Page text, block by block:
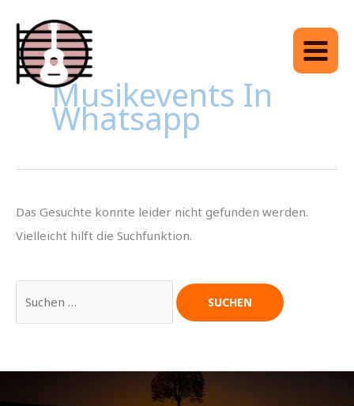
Inhalt
springen
Musikevents In
Whatsapp
Das Gesuchte konnte leider nicht gefunden werden.
Vielleicht hilft die Suchfunktion.
Suchen
nach: